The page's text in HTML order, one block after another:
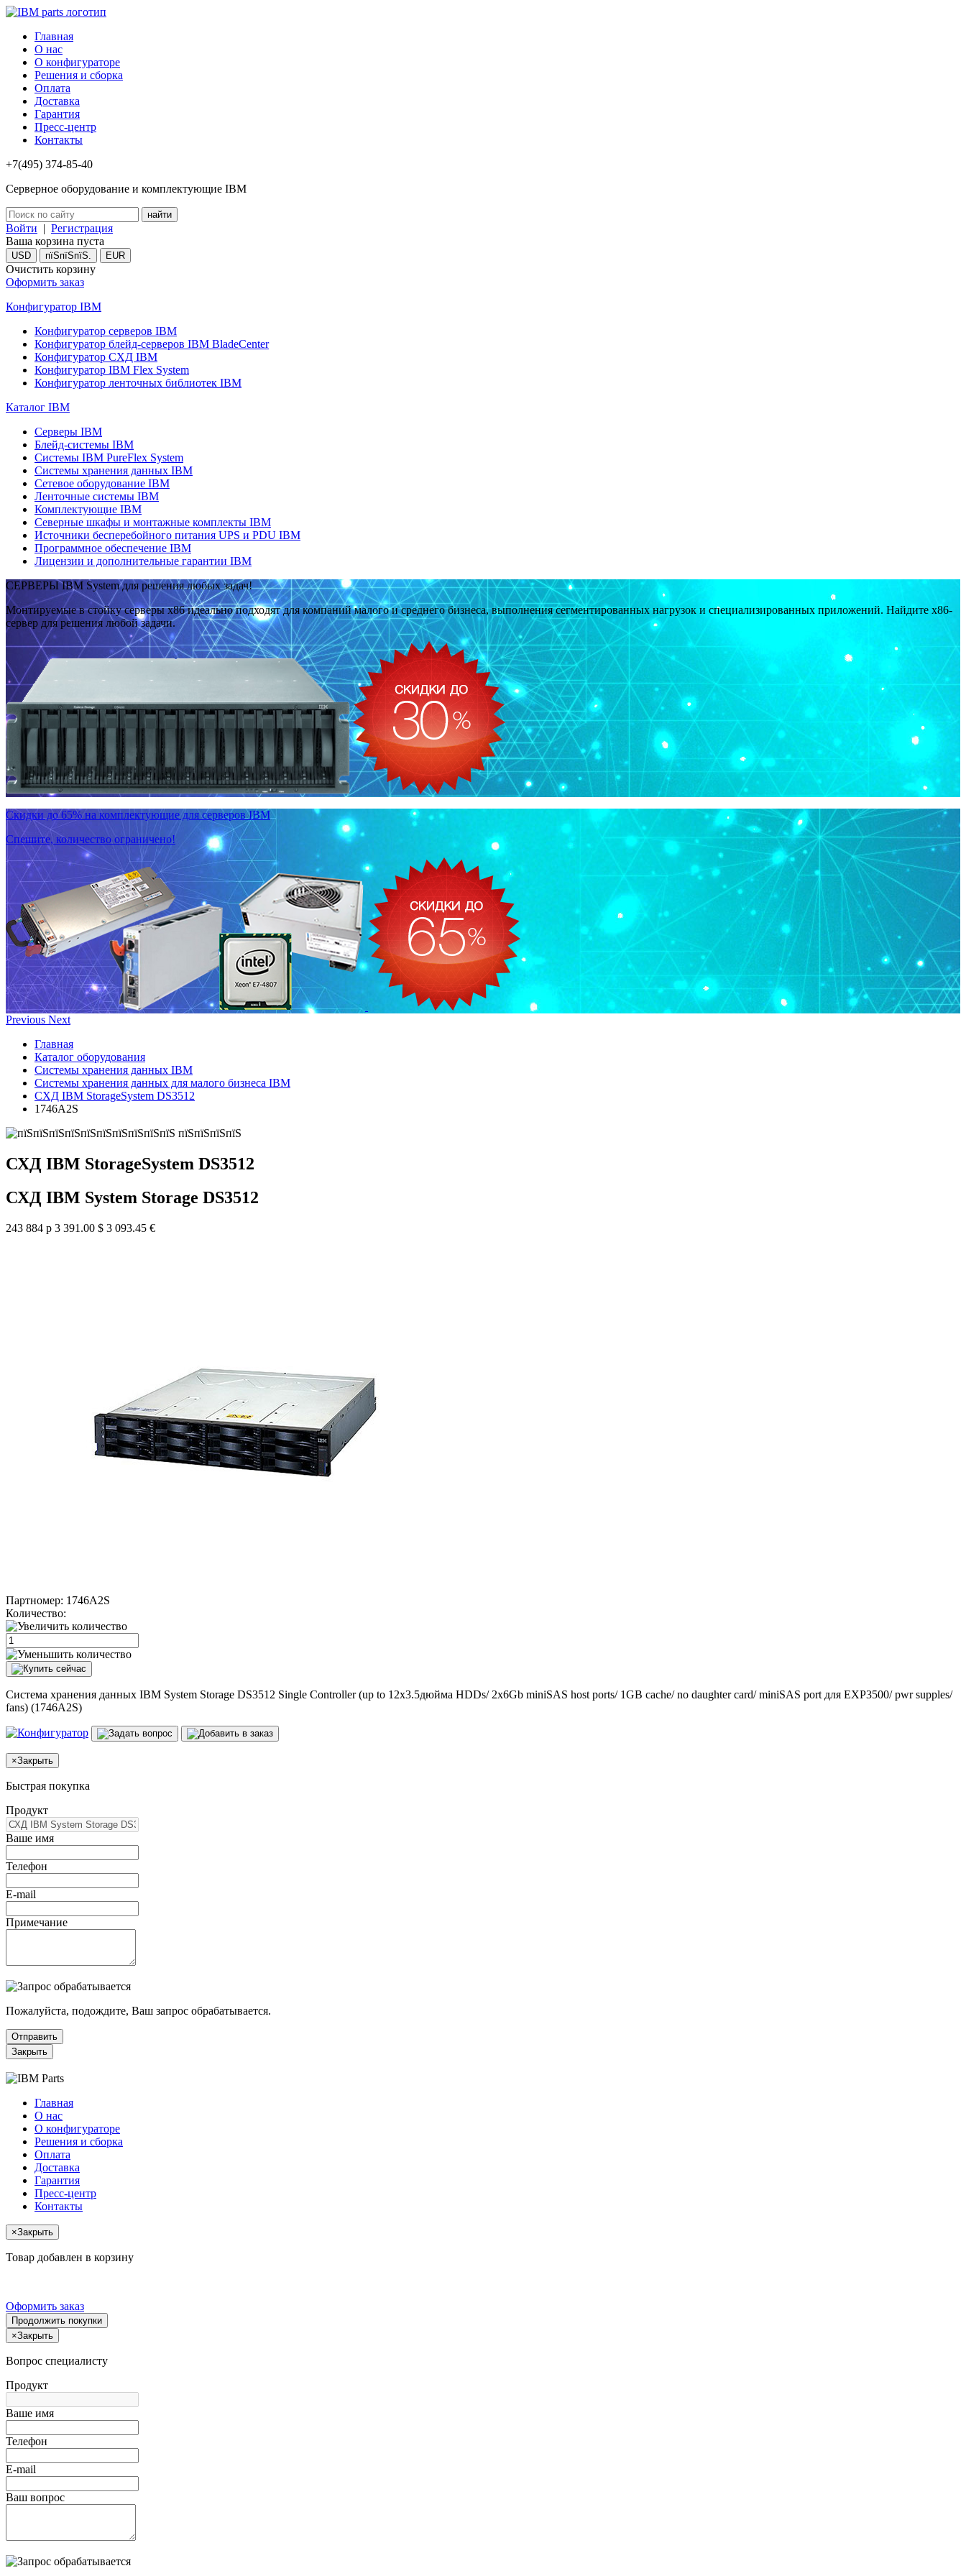
Главная
О нас
О конфигураторе
Решения и сборка
Оплата
Доставка
Гарантия
Пресс-центр
Контакты
+7(495) 374-85-40
Серверное оборудование и комплектующие IBM
Войти | Регистрация
Ваша корзина пуста
USD пїЅпїЅпїЅ. EUR
Очистить корзину
Оформить заказ
Конфигуратор IBM
Конфигуратор серверов IBM
Конфигуратор блейд-серверов IBM BladeCenter
Конфигуратор СХД IBM
Конфигуратор IBM Flex System
Конфигуратор ленточных библиотек IBM
Каталог IBM
Серверы IBM
Блейд-системы IBM
Системы IBM PureFlex System
Системы хранения данных IBM
Сетевое оборудование IBM
Ленточные системы IBM
Комплектующие IBM
Северные шкафы и монтажные комплекты IBM
Источники бесперебойного питания UPS и PDU IBM
Программное обеспечение IBM
Лицензии и дополнительные гарантии IBM
СЕРВЕРЫ IBM System для решения любых задач!
Монтируемые в стойку серверы x86 идеально подходят для компаний малого и среднего бизнеса, выполнения сегментированных нагрузок и специализированных приложений. Найдите x86-
сервер для решения любой задачи.
Скидки до 65% на комплектующие для серверов IBM
Спешите, количество ограничено!
Previous Next
Главная
Каталог оборудования
Системы хранения данных IBM
Системы хранения данных для малого бизнеса IBM
СХД IBM StorageSystem DS3512
1746A2S
СХД IBM StorageSystem DS3512
СХД IBM System Storage DS3512
243 884 р 3 391.00 $ 3 093.45 €
Партномер: 1746A2S
Количество:
Система хранения данных IBM System Storage DS3512 Single Controller (up to 12x3.5дюйма HDDs/ 2x6Gb miniSAS host ports/ 1GB cache/ no daughter card/ miniSAS port для EXP3500/ pwr supples/
fans) (1746A2S)
×Закрыть
Быстрая покупка
Продукт
Ваше имя
Телефон
E-mail
Примечание
Пожалуйста, подождите, Ваш запрос обрабатывается.
Отправить
Закрыть
Главная
О нас
О конфигураторе
Решения и сборка
Оплата
Доставка
Гарантия
Пресс-центр
Контакты
×Закрыть
Товар добавлен в корзину
Оформить заказ
Продолжить покупки
×Закрыть
Вопрос специалисту
Продукт
Ваше имя
Телефон
E-mail
Ваш вопрос